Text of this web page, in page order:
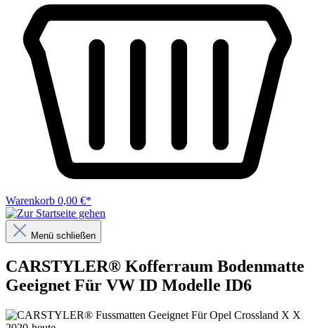
Warenkorb 0,00 €*
Menü schließen
CARSTYLER® Kofferraum Bodenmatte
Geeignet Für VW ID Modelle ID6